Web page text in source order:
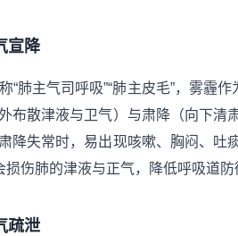
宣降
肺主气司呼吸”“肺主皮毛”，雾霾
布散津液与卫气）与肃降（向下清
降失常时，易出现咳嗽、胸闷、吐
伤肺的津液与正气，降低呼吸道防
疏泄